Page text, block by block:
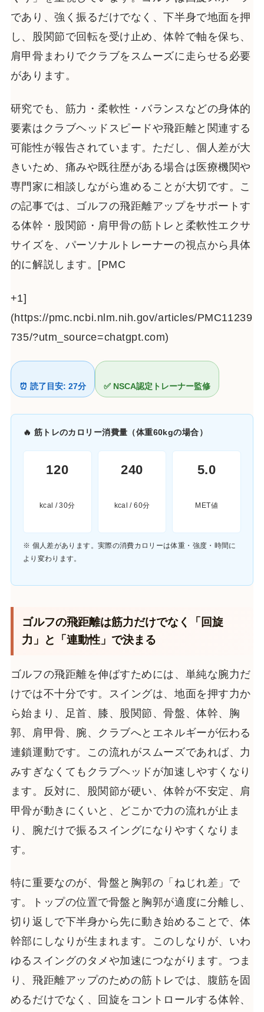
であり、強く振るだけでなく、下半身で地面を押
し、股関節で回転を受け止め、体幹で軸を保ち、
肩甲骨まわりでクラブをスムーズに走らせる必要
があります。
研究でも、筋力・柔軟性・バランスなどの身体的
要素はクラブヘッドスピードや飛距離と関連する
可能性が報告されています。ただし、個人差が大
きいため、痛みや既往歴がある場合は医療機関や
専門家に相談しながら進めることが大切です。こ
の記事では、ゴルフの飛距離アップをサポートす
る体幹・股関節・肩甲骨の筋トレと柔軟性エクサ
サイズを、パーソナルトレーナーの視点から具体
的に解説します。[PMC
+1]
(https://pmc.ncbi.nlm.nih.gov/articles/PMC11239
735/?utm_source=chatgpt.com)
⏰ 読了目安: 27分 ✅ NSCA認定トレーナー監修
🔥 筋トレのカロリー消費量（体重60kgの場合）
120
kcal / 30分
240
kcal / 60分
5.0
MET値
※ 個人差があります。実際の消費カロリーは体重・強度・時間に
より変わります。
ゴルフの飛距離は筋力だけでなく「回旋
力」と「連動性」で決まる
ゴルフの飛距離を伸ばすためには、単純な腕力だ
けでは不十分です。スイングは、地面を押す力か
ら始まり、足首、膝、股関節、骨盤、体幹、胸
郭、肩甲骨、腕、クラブへとエネルギーが伝わる
連鎖運動です。この流れがスムーズであれば、力
みすぎなくてもクラブヘッドが加速しやすくなり
ます。反対に、股関節が硬い、体幹が不安定、肩
甲骨が動きにくいと、どこかで力の流れが止ま
り、腕だけで振るスイングになりやすくなりま
す。
特に重要なのが、骨盤と胸郭の「ねじれ差」で
す。トップの位置で骨盤と胸郭が適度に分離し、
切り返しで下半身から先に動き始めることで、体
幹部にしなりが生まれます。このしなりが、いわ
ゆるスイングのタメや加速につながります。つま
り、飛距離アップのための筋トレでは、腹筋を固
めるだけでなく、回旋をコントロールする体幹、